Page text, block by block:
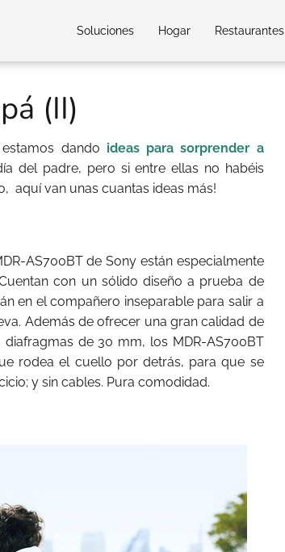
Soluciones Hogar Restaurantes
(II)
dando ideas para sorprender a
del padre, pero si entre ellas no habéis
aquí van unas cuantas ideas más!
AS700BT de Sony están especialmente
con un sólido diseño a prueba de
en el compañero inseparable para salir a
Además de ofrecer una gran calidad de
de 30 mm, los MDR-AS700BT
rodea el cuello por detrás, para que se
y sin cables. Pura comodidad.